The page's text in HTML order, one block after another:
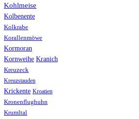
Kohlmeise
Kolbenente
Kolkrabe
Korallenmöwe
Kormoran
Kornweihe Kranich
Kreuzeck
Kreuzstauden
Krickente Kroatien
Kronenflughuhn
Krumltal